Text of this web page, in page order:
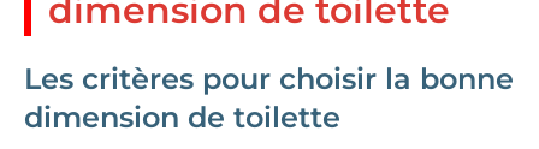
dimension de toilette
Les critères pour choisir la bonne
dimension de toilette